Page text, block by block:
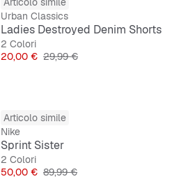
Urban Classics
Ladies Destroyed Denim Shorts
2 Colori
Prezzo
20,00 € Prezzo originale
29,99 €
Articolo simile
Nike
Sprint Sister
2 Colori
Prezzo
50,00 € Prezzo originale
89,99 €